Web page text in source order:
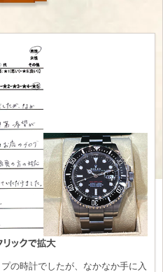
の時計でしたが、なかなか手に入